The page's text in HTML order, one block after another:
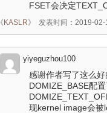
FSET会决定
《 KASLR》 发表时间：2019-
yiyeguzhou100
感谢作者写了这么
DOMIZE_BASE配
现kernel image会被